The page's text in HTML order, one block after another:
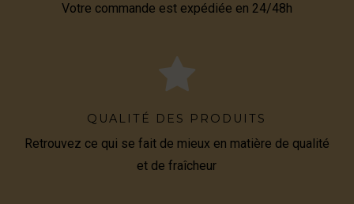
Votre commande est expédiée en 24/48h
QUALITÉ DES PRODUITS
Retrouvez ce qui se fait de mieux en matière de qualité
et de fraîcheur